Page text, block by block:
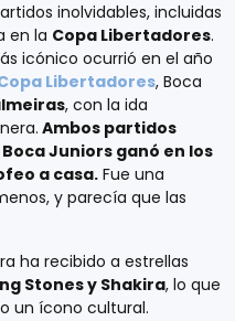
inolvidables, incluidas
en la Copa Libertadores.
icónico ocurrió en el año
Libertadores, Boca
, con la ida
Ambos partidos
Juniors ganó en los
a casa. Fue una
y parecía que las
ha recibido a estrellas
Stones y Shakira, lo que
un ícono cultural.